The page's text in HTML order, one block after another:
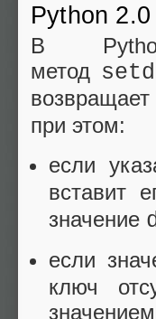
Python 2.0
В
метод
при этом:
если
вставит
значение
если
ключ